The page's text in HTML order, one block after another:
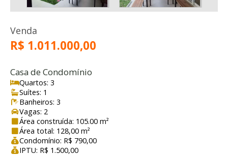
Venda
R$ 1.011.000,00
Casa de Condomínio
Quartos: 3
Suítes: 1
Banheiros: 3
Vagas: 2
Área construída: 105.00 m²
Área total: 128,00 m²
Condomínio: R$ 790,00
IPTU: R$ 1.500,00